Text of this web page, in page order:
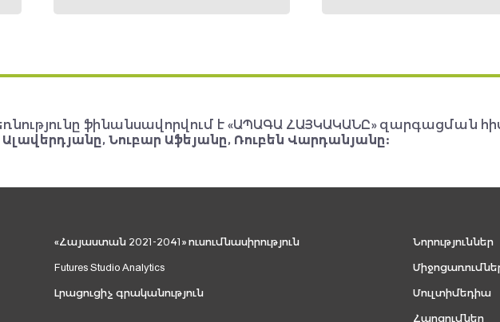
ֆինանսավորվում է «ԱՊԱԳԱ ՀԱՅԿԱԿԱՆԸ» զարգացման
Նուբար Աֆեյանը, Ռուբեն Վարդանյանը:
«Հայաստան 2021-2041» ուսումնասիրություն
Futures Studio Analytics
Լրացուցիչ գրականություն
Նորություններ
Մուլտիմեդիա
Հարցումներ